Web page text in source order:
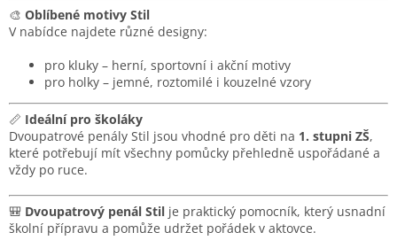
🎨 Oblíbené motivy Stil
V nabídce najdete různé designy:
pro kluky – herní, sportovní i akční motivy
pro holky – jemné, roztomilé i kouzelné vzory
📏 Ideální pro školáky
Dvoupatrové penály Stil jsou vhodné pro děti na 1. stupni ZŠ,
které potřebují mít všechny pomůcky přehledně uspořádané a
vždy po ruce.
🎒 Dvoupatrový penál Stil je praktický pomocník, který usnadní
školní přípravu a pomůže udržet pořádek v aktovce.